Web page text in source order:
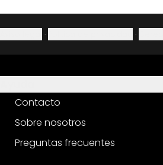
· ·
Contacto
Sobre nosotros
Preguntas frecuentes